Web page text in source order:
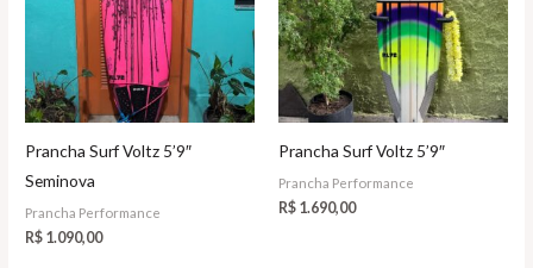
Prancha Surf Voltz 5’9″
Seminova
Prancha Performance
R$ 1.090,00
Prancha Surf Voltz 5’9″
Prancha Performance
R$ 1.690,00